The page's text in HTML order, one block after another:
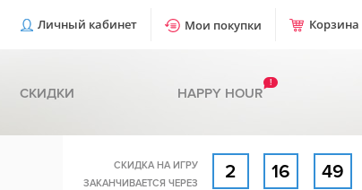
Личный кабинет Мои покупки Корзина
СКИДКИ HAPPY HOUR
!
СКИДКА НА ИГРУ
ЗАКАНЧИВАЕТСЯ ЧЕРЕЗ
2 16 49